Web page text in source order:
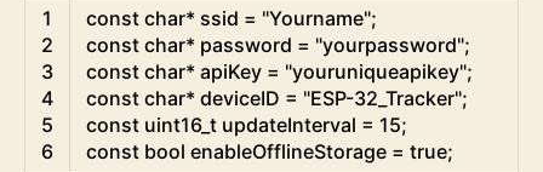
1
2
3
4
5
6
const char* ssid = "Yourname";
const char* password = "yourpassword";
const char* apiKey = "youruniqueapikey";
const char* deviceID = "ESP-32_Tracker";
const uint16_ t updateInterval = 15;
const bool enableOfflineStorage = true;